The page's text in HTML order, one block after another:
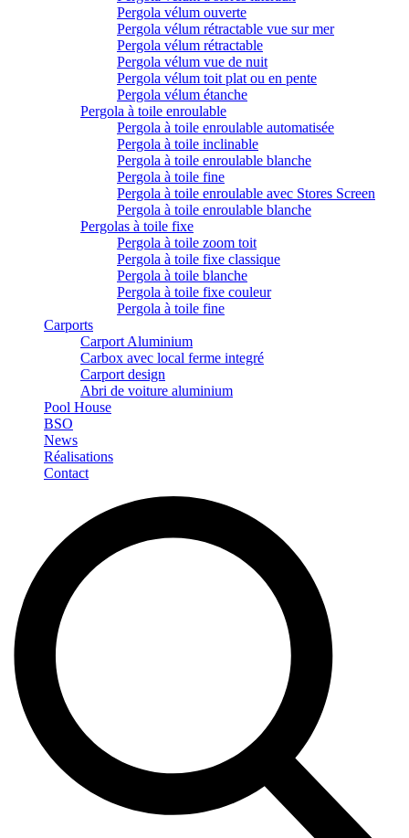
Pergola vélum ouverte
Pergola vélum rétractable vue sur mer
Pergola vélum rétractable
Pergola vélum vue de nuit
Pergola vélum toit plat ou en pente
Pergola vélum étanche
Pergola à toile enroulable
Pergola à toile enroulable automatisée
Pergola à toile inclinable
Pergola à toile enroulable blanche
Pergola à toile fine
Pergola à toile enroulable avec Stores Screen
Pergola à toile enroulable blanche
Pergolas à toile fixe
Pergola à toile zoom toit
Pergola à toile fixe classique
Pergola à toile blanche
Pergola à toile fixe couleur
Pergola à toile fine
Carports
Carport Aluminium
Carbox avec local ferme integré
Carport design
Abri de voiture aluminium
Pool House
BSO
News
Réalisations
Contact